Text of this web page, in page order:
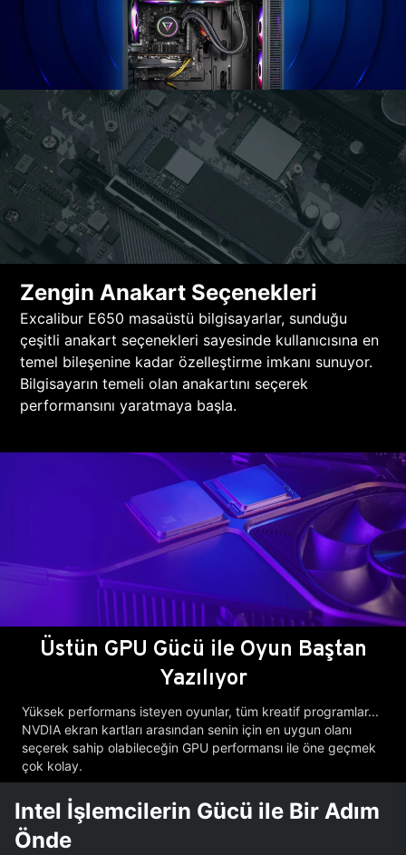
Zengin Anakart Seçenekleri
Excalibur E650 masaüstü bilgisayarlar, sunduğu
çeşitli anakart seçenekleri sayesinde kullanıcısına en
temel bileşenine kadar özelleştirme imkanı sunuyor.
Bilgisayarın temeli olan anakartını seçerek
performansını yaratmaya başla.
Üstün GPU Gücü ile Oyun Baştan
Yazılıyor
Yüksek performans isteyen oyunlar, tüm kreatif programlar...
NVDIA ekran kartları arasından senin için en uygun olanı
seçerek sahip olabileceğin GPU performansı ile öne geçmek
çok kolay.
Intel İşlemcilerin Gücü ile Bir Adım
Önde